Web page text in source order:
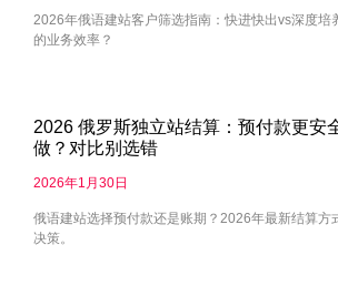
2026年俄语建站客户筛选指南：快进快出vs深度培
的业务效率？
2026 俄罗斯独立站结算：预付款更安
做？对比别选错
2026年1月30日
俄语建站选择预付款还是账期？2026年最新结算方
决策。